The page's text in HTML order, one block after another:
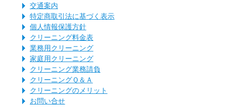
交通案内
特定商取引法に基づく表示
個人情報保護方針
クリーニング料金表
業務用クリーニング
家庭用クリーニング
クリーニング業務請負
クリーニングＱ＆Ａ
クリーニングのメリット
お問い合せ